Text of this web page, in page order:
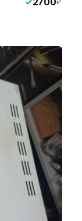
₽